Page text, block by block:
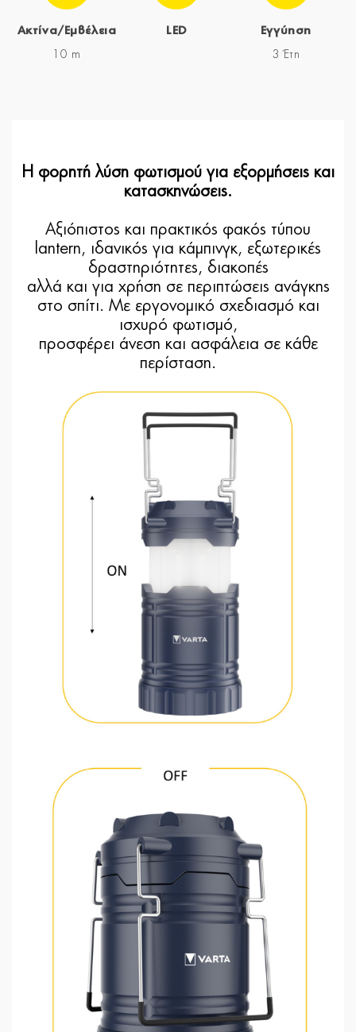
Ακτίνα/Εμβέλεια
10 m
LED Εγγύηση
3 Έτη
Η φορητή λύση φωτισμού για εξορμήσεις και
κατασκηνώσεις.
Αξιόπιστος και πρακτικός φακός τύπου
lantern, ιδανικός για κάμπινγκ, εξωτερικές
δραστηριότητες, διακοπές
αλλά και για χρήση σε περιπτώσεις ανάγκης
στο σπίτι. Με εργονομικό σχεδιασμό και
ισχυρό φωτισμό,
προσφέρει άνεση και ασφάλεια σε κάθε
περίσταση.